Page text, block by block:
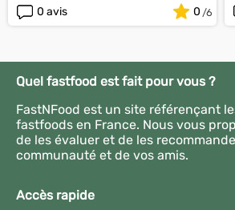
0 avis
0
Quel fastfood est fait pour vous ?
FastNFood est un site référençant
fastfoods en France. Nous vous
de les évaluer et de les
communauté et de vos amis.
Accès rapide